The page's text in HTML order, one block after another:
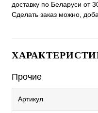
доставку по Беларуси от
Сделать заказ можно,
Прочие
Артикул